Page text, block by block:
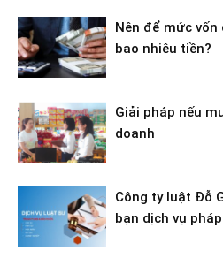
Nên để mức
bao nhiêu tiền?
Giải pháp nếu
doanh
Công ty luật Đỗ
bạn dịch vụ